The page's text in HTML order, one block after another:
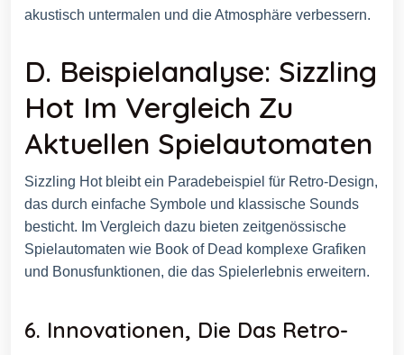
akustisch untermalen und die Atmosphäre verbessern.
D. Beispielanalyse: Sizzling
Hot Im Vergleich Zu
Aktuellen Spielautomaten
Sizzling Hot bleibt ein Paradebeispiel für Retro-Design,
das durch einfache Symbole und klassische Sounds
besticht. Im Vergleich dazu bieten zeitgenössische
Spielautomaten wie Book of Dead komplexe Grafiken
und Bonusfunktionen, die das Spielerlebnis erweitern.
6. Innovationen, Die Das Retro-